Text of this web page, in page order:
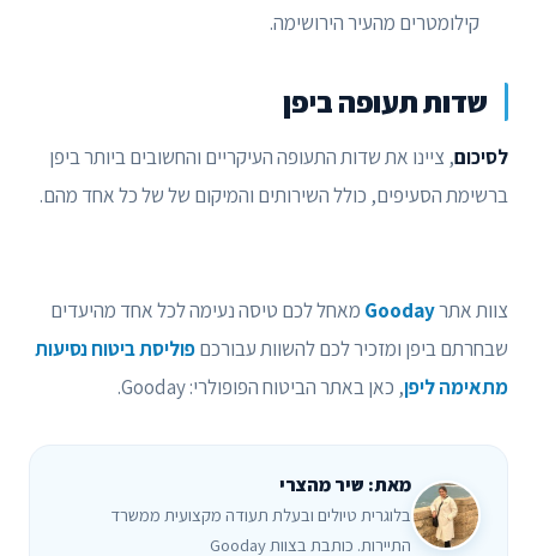
קילומטרים מהעיר הירושימה.
שדות תעופה ביפן
לסיכום, ציינו את שדות התעופה העיקריים והחשובים ביותר ביפן
ברשימת הסעיפים, כולל השירותים והמיקום של של כל אחד מהם.
צוות אתרGooday מאחל לכם טיסה נעימה לכל אחד מהיעדים
שבחרתם ביפן ומזכיר לכם להשוות עבורכםפוליסת ביטוח נסיעות
מתאימה ליפן, כאן באתר הביטוח הפופולרי: Gooday.
מאת: שיר מהצרי
בלוגרית טיולים ובעלת תעודה מקצועית ממשרד
התיירות. כותבת בצוות Gooday